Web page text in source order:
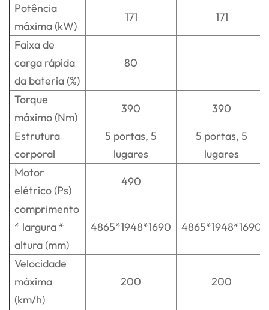
Potência
máxima (kW)
171
171
Faixa de
carga rápida
da bateria (%)
80
Torque
máximo (Nm)
390
390
Estrutura
corporal
5 portas, 5
lugares
5 portas, 5
lugares
Motor
elétrico (Ps)
490
comprimento
* largura *
altura (mm)
4865*1948*1690 4865*1948*1690
Velocidade
máxima
(km/h)
200 200